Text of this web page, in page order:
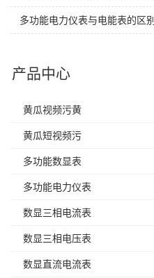
多功能电力仪表与电能表的区别
产品中心
黄瓜视频污黄
黄瓜短视频污
多功能数显表
多功能电力仪表
数显三相电流表
数显三相电压表
数显直流电流表